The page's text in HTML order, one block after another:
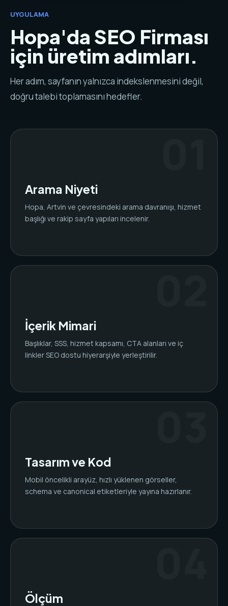
UYGULAMA
Hopa'da SEO Firması
için üretim adımları.
Her adım, sayfanın yalnızca indekslenmesini değil,
doğru talebi toplamasını hedefler.
Arama Niyeti
Hopa, Artvin ve çevresindeki arama davranışı, hizmet
başlığı ve rakip sayfa yapıları incelenir.
İçerik Mimari
Başlıklar, SSS, hizmet kapsamı, CTA alanları ve iç
linkler SEO dostu hiyerarşiyle yerleştirilir.
Tasarım ve Kod
Mobil öncelikli arayüz, hızlı yüklenen görseller,
schema ve canonical etiketleriyle yayına hazırlanır.
Ölçüm